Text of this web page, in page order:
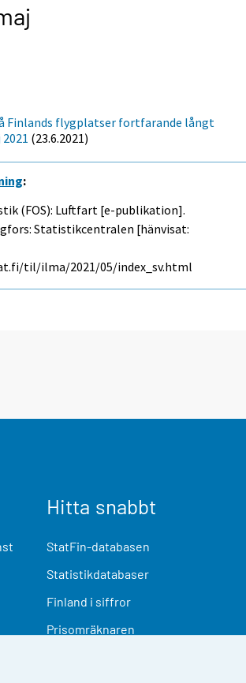
Finlands flygplatser fortfarande långt
(23.6.2021)
:
(FOS): Luftfart [e-publikation].
Statistikcentralen [hänvisat:
til/ilma/2021/05/index_sv.html
Hitta snabbt
StatFin-databasen
Statistikdatabaser
Finland i siffror
Prisomräknaren